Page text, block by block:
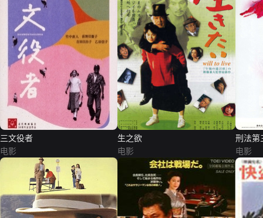
三文役者
电影
生之欲
电影
刑法第
电影